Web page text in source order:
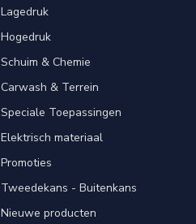
Lagedruk
Hogedruk
Schuim & Chemie
Carwash & Terrein
Speciale Toepassingen
Elektrisch materiaal
Promoties
Tweedekans - Buitenkans
Nieuwe producten